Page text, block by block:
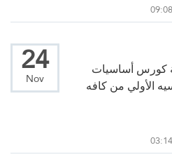
09:08
24
Nov
كورس أساسيات
الأولي من كافه
03:14